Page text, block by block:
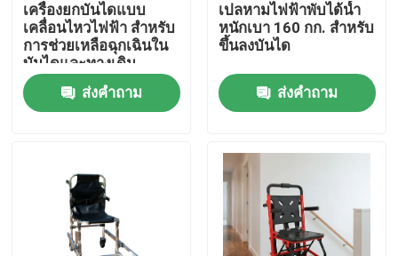
บ้าน
เครื่องยกบันไดแบบ
เคลื่อนไหวไฟฟ้า สําหรับ
การช่วยเหลือฉุกเฉินใน
บันไดและทางเดิน
ส่งคำถาม
เปลหามไฟฟ้าพับได้น้ำ
หนักเบา 160 กก. สำหรับ
ขึ้นลงบันได
ส่งคำถาม